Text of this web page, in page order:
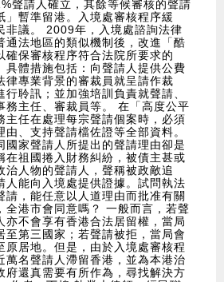
聲請人確立，其餘等候審核的聲請
」暫準留港。入境處審核程序緩
非議。 2009年，入境處諮詢法律
通法地區的類似機制後，改進「酷
確保審核程序符合法院所要求的
具體措施包括：向聲請人提供公費
律專業背景的審裁員就呈請作裁
聆訊；並加強培訓負責就聲請、
務主任、審裁員等。 在「高度公平
主任在處理每宗聲請個案時，必須
、支持聲請檔佐證等全部資料。
國家聲請人所提出的聲請理由卻是
在祖國捲入財務糾紛，被債主甚或
治人物的聲請人，聲稱被政敵追
能向入境處提供證據。試問執法
請，能任意以人道理由而批准有關
全港市會同意嗎？ 一般而言，若聲
亦不會享有香港合法居留權，當局
至第三國家；若聲請被拒，當局會
原居地。但是，由於入境處審核程
萬名聲請人滯留香港，並為本港治
府還真需要有所作為，尋找解決方